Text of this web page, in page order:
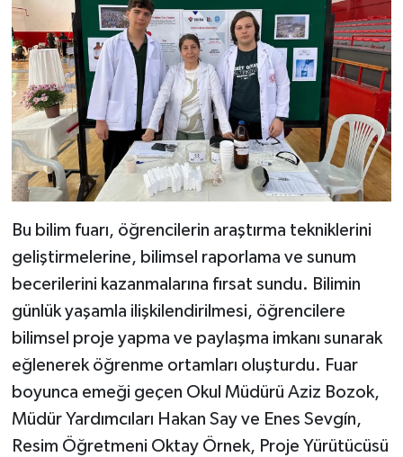
Bu bilim fuarı, öğrencilerin araştırma tekniklerini
geliştirmelerine, bilimsel raporlama ve sunum
becerilerini kazanmalarına fırsat sundu. Bilimin
günlük yaşamla ilişkilendirilmesi, öğrencilere
bilimsel proje yapma ve paylaşma imkanı sunarak
eğlenerek öğrenme ortamları oluşturdu. Fuar
boyunca emeği geçen Okul Müdürü Aziz Bozok,
Müdür Yardımcıları Hakan Say ve Enes Sevgín,
Resim Öğretmeni Oktay Örnek, Proje Yürütücüsü